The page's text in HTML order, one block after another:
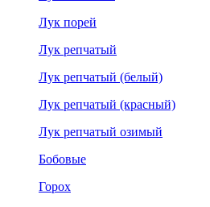
Лук порей
Лук репчатый
Лук репчатый (белый)
Лук репчатый (красный)
Лук репчатый озимый
Бобовые
Горох